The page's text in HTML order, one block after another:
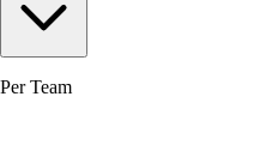
Per Team